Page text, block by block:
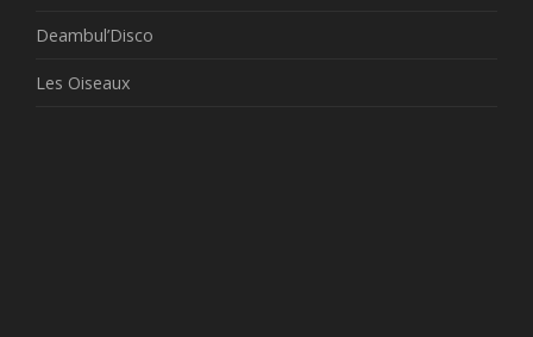
Deambul’Disco
Les Oiseaux